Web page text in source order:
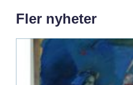
Fler nyheter